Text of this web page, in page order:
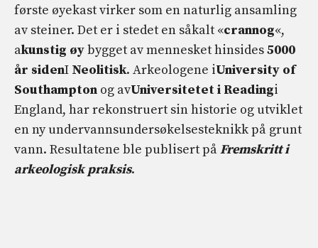
første øyekast virker som en naturlig ansamling
av steiner. Det er i stedet en såkalt «crannog«,
akunstig øybygget av mennesket hinsides5000
år sidenI Neolitisk. Arkeologene iUniversity of
Southampton og avUniversitetet i Readingi
England, har rekonstruert sin historie og utviklet
en ny undervannsundersøkelsesteknikk på grunt
vann. Resultatene ble publisert påFremskritt i
arkeologisk praksis.